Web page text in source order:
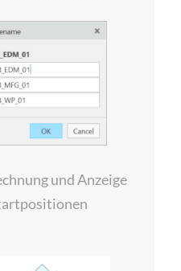
und Anzeige